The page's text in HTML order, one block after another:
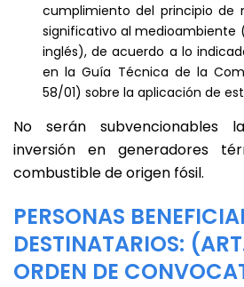
cumplimiento del principio de
significativo al medioambiente
inglés), de acuerdo a lo
en la Guía Técnica de la
58/01) sobre la aplicación de
No serán subvencionables
inversión en generadores
combustible de origen fósil.
PERSONAS
DESTINATARIOS:
ORDEN DE